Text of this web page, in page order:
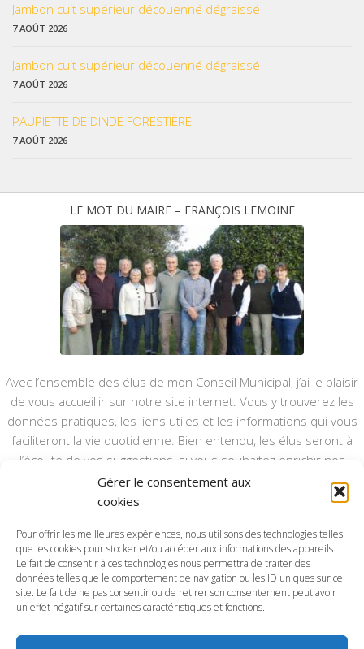
Gérer le consentement aux
cookies
Pour offrir les meilleures expériences, nous utilisons des technologies telles
que les cookies pour stocker et/ou accéder aux informations des appareils.
Le fait de consentir à ces technologies nous permettra de traiter des
données telles que le comportement de navigation ou les ID uniques sur ce
site. Le fait de ne pas consentir ou de retirer son consentement peut avoir
un effet négatif sur certaines caractéristiques et fonctions.
Jambon cuit supérieur découenné dégraissé
7 AOÛT 2026
Jambon cuit supérieur découenné dégraissé
7 AOÛT 2026
PAUPIETTE DE DINDE FORESTIÈRE
7 AOÛT 2026
LE MOT DU MAIRE – FRANÇOIS LEMOINE
Avec l’ensemble des élus de mon Conseil Municipal, j’ai le plaisir
de vous accueillir sur notre site internet. Vous y trouverez les
données pratiques, les liens utiles et les informations qui vous
faciliteront la vie quotidienne. Bien entendu, les élus seront à
l’écoute de vos suggestions, si vous souhaitez enrichir nos
rubriques ou nos informations.
Ce type de communication vient en complément du bulletin
annuel, nous le ferons vivre et il sera actualisé pour mieux vous
informer.
Bonne visite à toutes et à tous.